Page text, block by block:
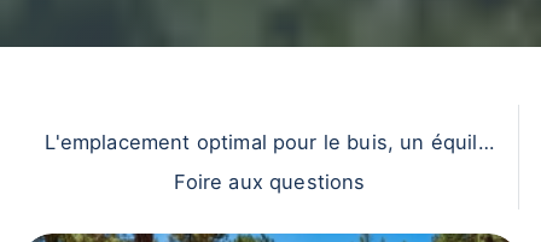
L'emplacement optimal pour le buis, un équilib
re entre ombre et lumière
Foire aux questions